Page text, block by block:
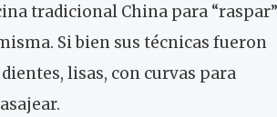
tradicional China para “raspar”
Si bien sus técnicas fueron
lisas, con curvas para